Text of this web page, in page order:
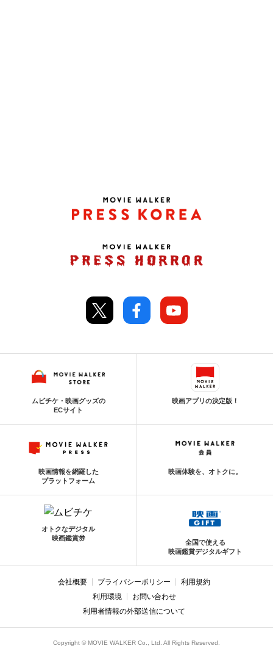
ムビチケ・映画グッズの
ECサイト
映画アプリの決定版！
映画情報を網羅した
プラットフォーム
映画体験を、オトクに。
オトクなデジタル
映画鑑賞券
全国で使える
映画鑑賞デジタルギフト
会社概要 プライバシーポリシー
利用規約
利用環境
お問い合わせ
利用者情報の外部送信について
Copyright © MOVIE WALKER Co., Ltd. All Rights Reserved.